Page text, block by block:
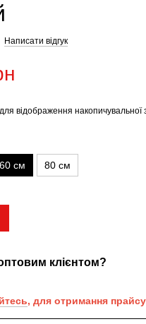
Написати відгук
для відображення накопичувальної
60 см 80 см
клієнтом?
, для отримання